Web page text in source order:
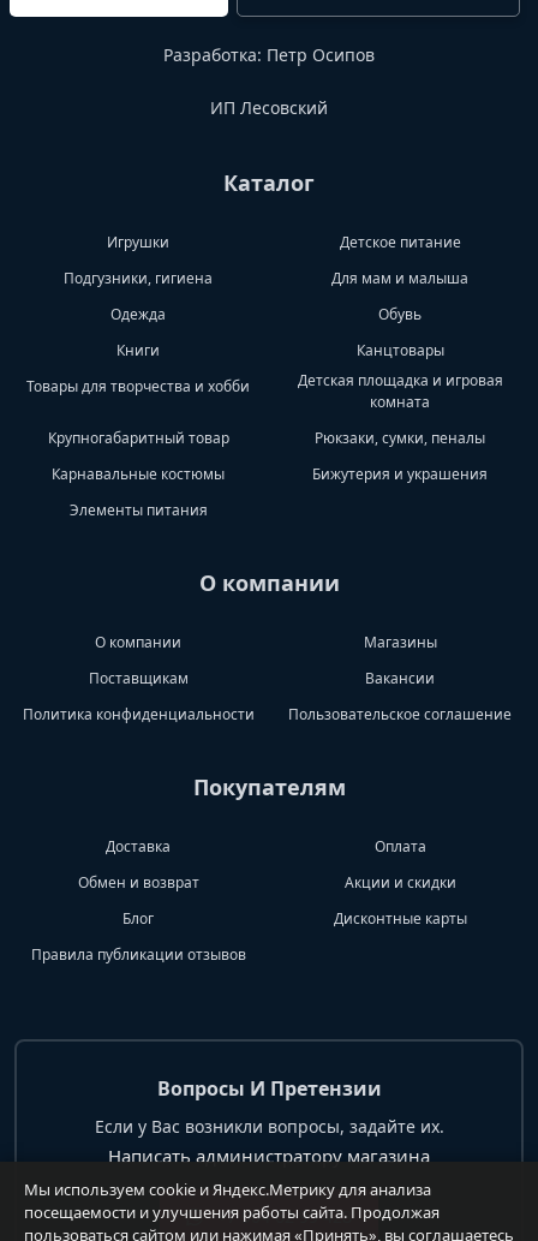
Разработка: Петр Осипов
ИП Лесовский
Каталог
Игрушки
Детское питание
Подгузники, гигиена
Для мам и малыша
Одежда
Обувь
Книги
Канцтовары
Товары для творчества и хобби
Детская площадка и игровая
комната
Крупногабаритный товар
Рюкзаки, сумки, пеналы
Карнавальные костюмы
Бижутерия и украшения
Элементы питания
О компании
О компании
Магазины
Поставщикам
Вакансии
Политика конфиденциальности
Пользовательское соглашение
Покупателям
Доставка
Оплата
Обмен и возврат
Акции и скидки
Блог
Дисконтные карты
Правила публикации отзывов
Вопросы И Претензии
Если у Вас возникли вопросы, задайте их.
Написать администратору магазина
+7 904 62 99 428
Мы используем cookie и Яндекс.Метрику для анализа
посещаемости и улучшения работы сайта. Продолжая
пользоваться сайтом или нажимая «Принять», вы соглашаетесь